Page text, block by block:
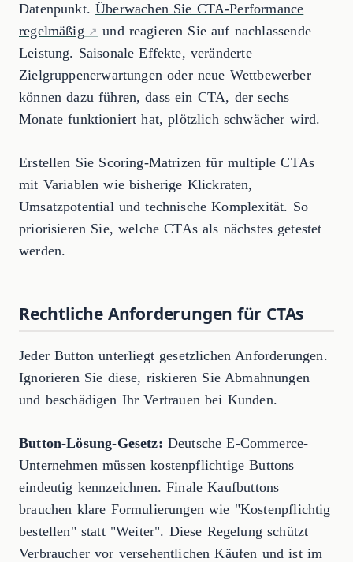
Datenpunkt.Überwachen Sie CTA-Performance
regelmäßig
und reagieren Sie auf nachlassende
Leistung. Saisonale Effekte, veränderte
Zielgruppenerwartungen oder neue Wettbewerber
können dazu führen, dass ein CTA, der sechs
Monate funktioniert hat, plötzlich schwächer wird.
Erstellen Sie Scoring-Matrizen für multiple CTAs
mit Variablen wie bisherige Klickraten,
Umsatzpotential und technische Komplexität. So
priorisieren Sie, welche CTAs als nächstes getestet
werden.
Rechtliche Anforderungen für CTAs
Jeder Button unterliegt gesetzlichen Anforderungen.
Ignorieren Sie diese, riskieren Sie Abmahnungen
und beschädigen Ihr Vertrauen bei Kunden.
Button-Lösung-Gesetz: Deutsche E-Commerce-
Unternehmen müssen kostenpflichtige Buttons
eindeutig kennzeichnen. Finale Kaufbuttons
brauchen klare Formulierungen wie "Kostenpflichtig
bestellen" statt "Weiter". Diese Regelung schützt
Verbraucher vor versehentlichen Käufen und ist im